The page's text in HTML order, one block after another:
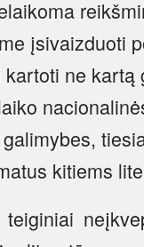
įsivaizduoti
ne
kitiems